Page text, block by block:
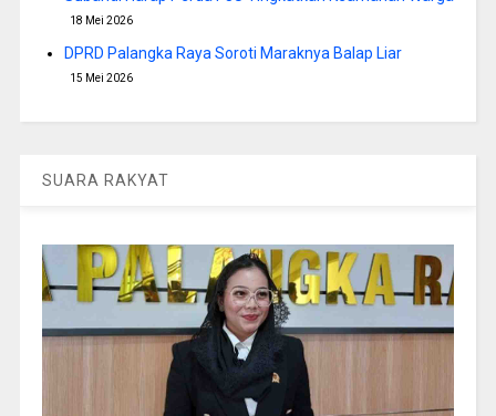
18 Mei 2026
DPRD Palangka Raya Soroti Maraknya Balap Liar
15 Mei 2026
SUARA RAKYAT